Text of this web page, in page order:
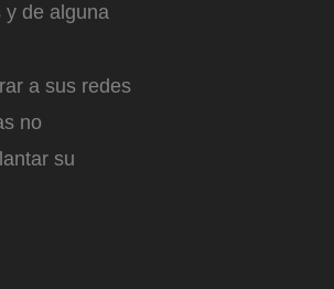
de alguna
a sus redes
no
su